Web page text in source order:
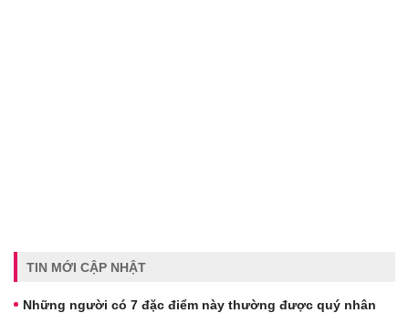
TIN MỚI CẬP NHẬT
Những người có 7 đặc điểm này thường được quý nhân